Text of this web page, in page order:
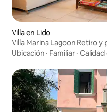
Villa en Lido
Villa Marina Lagoon Retiro y
Ubicación · Familiar · Calidad